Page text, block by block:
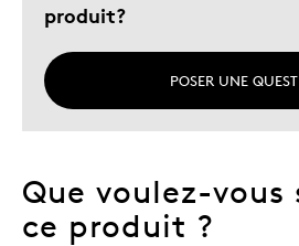
produit?
POSER UNE
Que voulez-vous
ce produit ?